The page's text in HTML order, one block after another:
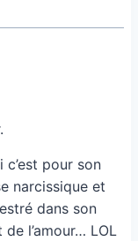
pour son
narcissique et
dans son
l’amour… LOL